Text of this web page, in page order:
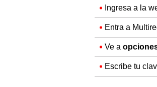
Ingresa a la
Entra a
Ve a
Escribe tu